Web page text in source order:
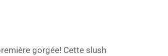
gorgée! Cette slush